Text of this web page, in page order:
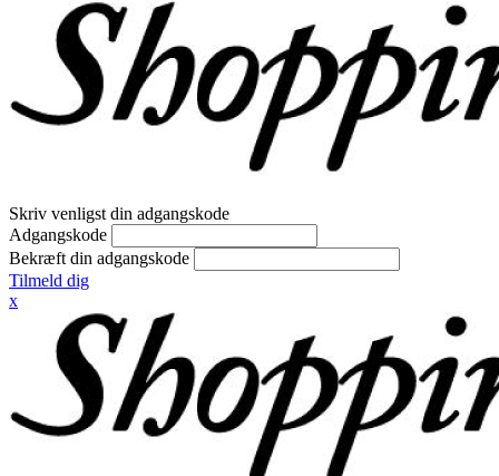
Skriv venligst din adgangskode
Adgangskode
Bekræft din adgangskode
Tilmeld dig
x